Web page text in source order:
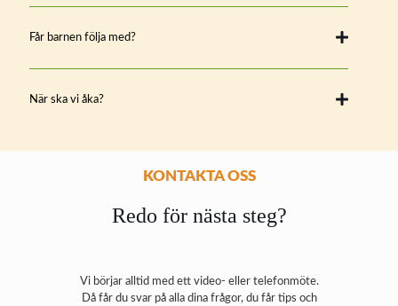
Får barnen följa med?
När ska vi åka?
KONTAKTA OSS
Redo för nästa steg?
Vi börjar alltid med ett video- eller telefonmöte.
Då får du svar på alla dina frågor, du får tips och